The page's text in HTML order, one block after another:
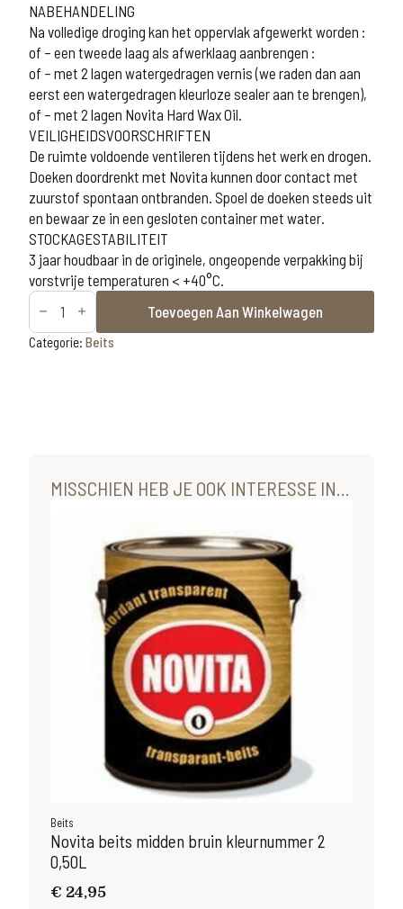
NABEHANDELING
Na volledige droging kan het oppervlak afgewerkt worden :
of – een tweede laag als afwerklaag aanbrengen :
of – met 2 lagen watergedragen vernis (we raden dan aan
eerst een watergedragen kleurloze sealer aan te brengen),
of – met 2 lagen Novita Hard Wax Oil.
VEILIGHEIDSVOORSCHRIFTEN
De ruimte voldoende ventileren tijdens het werk en drogen.
Doeken doordrenkt met Novita kunnen door contact met
zuurstof spontaan ontbranden. Spoel de doeken steeds uit
en bewaar ze in een gesloten container met water.
STOCKAGESTABILITEIT
3 jaar houdbaar in de originele, ongeopende verpakking bij
vorstvrije temperaturen < +40°C.
Novita
beits
donker
bruin
Toevoegen Aan Winkelwagen
Categorie: Beits
MISSCHIEN HEB JE OOK INTERESSE IN...
Beits
Novita beits licht bruin kleurnummer 1 1L
€44,95